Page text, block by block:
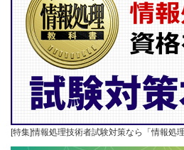
[特集]情報処理技術者試験対策なら「情報処